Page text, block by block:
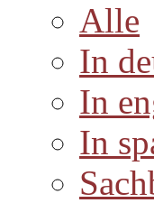
Alle
In
In
In